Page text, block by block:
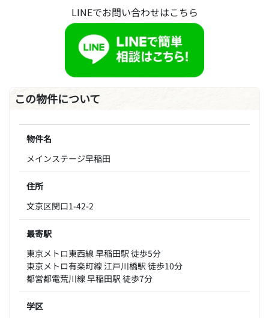
LINEでお問い合わせはこちら
この物件について
物件名
メインステージ早稲田
住所
文京区関口1-42-2
最寄駅
東京メトロ東西線 早稲田駅 徒歩5分
東京メトロ有楽町線 江戸川橋駅 徒歩10分
都営都電荒川線 早稲田駅 徒歩7分
学区